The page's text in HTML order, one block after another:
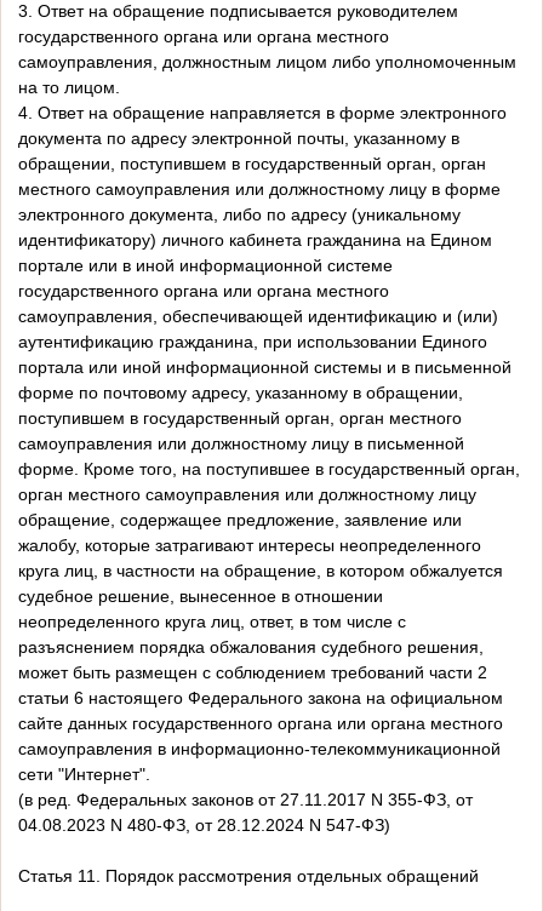
3. Ответ на обращение подписывается руководителем
государственного органа или органа местного
самоуправления, должностным лицом либо уполномоченным
на то лицом.
4. Ответ на обращение направляется в форме электронного
документа по адресу электронной почты, указанному в
обращении, поступившем в государственный орган, орган
местного самоуправления или должностному лицу в форме
электронного документа, либо по адресу (уникальному
идентификатору) личного кабинета гражданина на Едином
портале или в иной информационной системе
государственного органа или органа местного
самоуправления, обеспечивающей идентификацию и (или)
аутентификацию гражданина, при использовании Единого
портала или иной информационной системы и в письменной
форме по почтовому адресу, указанному в обращении,
поступившем в государственный орган, орган местного
самоуправления или должностному лицу в письменной
форме. Кроме того, на поступившее в государственный орган,
орган местного самоуправления или должностному лицу
обращение, содержащее предложение, заявление или
жалобу, которые затрагивают интересы неопределенного
круга лиц, в частности на обращение, в котором обжалуется
судебное решение, вынесенное в отношении
неопределенного круга лиц, ответ, в том числе с
разъяснением порядка обжалования судебного решения,
может быть размещен с соблюдением требований части 2
статьи 6 настоящего Федерального закона на официальном
сайте данных государственного органа или органа местного
самоуправления в информационно-телекоммуникационной
сети "Интернет".
(в ред. Федеральных законов от 27.11.2017 N 355-ФЗ, от
04.08.2023 N 480-ФЗ, от 28.12.2024 N 547-ФЗ)
Статья 11. Порядок рассмотрения отдельных обращений